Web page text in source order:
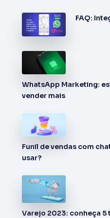
FAQ:
WhatsApp Marketing:
vender mais
Funil de vendas com
usar?
Varejo 2023: conheça 5